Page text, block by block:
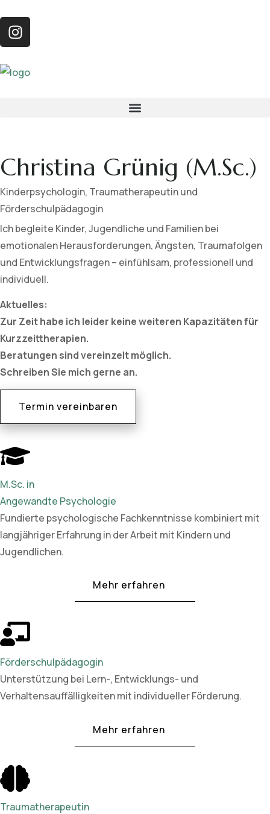
Christina Grünig (M.Sc.)
Kinderpsychologin, Traumatherapeutin und
Förderschulpädagogin
Ich begleite Kinder, Jugendliche und Familien bei
emotionalen Herausforderungen, Ängsten, Traumafolgen
und Entwicklungsfragen – einfühlsam, professionell und
individuell.
Aktuelles:
Zur Zeit habe ich leider keine weiteren Kapazitäten für
Kurzzeittherapien.
Beratungen sind vereinzelt möglich.
Schreiben Sie mich gerne an.
Termin vereinbaren
M.Sc. in
Angewandte Psychologie
Fundierte psychologische Fachkenntnisse kombiniert mit
langjähriger Erfahrung in der Arbeit mit Kindern und
Jugendlichen.
Mehr erfahren
Förderschulpädagogin
Unterstützung bei Lern-, Entwicklungs- und
Verhaltensauffälligkeiten mit individueller Förderung.
Mehr erfahren
Traumatherapeutin